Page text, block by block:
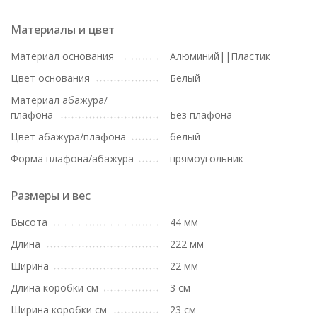
Материалы и цвет
Материал основания
Алюминий||Пластик
Цвет основания
Белый
Материал абажура/
плафона
Без плафона
Цвет абажура/плафона
белый
Форма плафона/абажура
прямоугольник
Размеры и вес
Высота
44 мм
Длина
222 мм
Ширина
22 мм
Длина коробки см
3 см
Ширина коробки см
23 см